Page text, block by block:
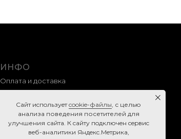
ИНФО
Оплата и доставка
Политика конфиденциальности
Правила продажи
Caйт иcпoльзуeтcookie-фaйлы, с целью
анализа поведения посетителей для
улучшения сайта. К caйту пoдключeн cepвиc
вeб-aнaлитики Яндeкc.Мeтpикa,